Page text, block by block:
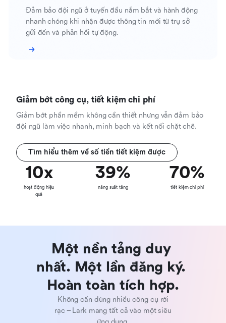
Đảm bảo đội ngũ ở tuyến đầu nắm bắt và hành động
nhanh chóng khi nhận được thông tin mới từ trụ sở
gửi đến và phản hồi tự động.
Giảm bớt công cụ, tiết kiệm chi phí
Giảm bớt phần mềm không cần thiết nhưng vẫn đảm bảo
đội ngũ làm việc nhanh, minh bạch và kết nối chặt chẽ.
Tìm hiểu thêm về số tiền tiết kiệm được
10x
hoạt động hiệu
quả
39%
năng suất tăng
70%
tiết kiệm chi phí
Một nền tảng duy
nhất. Một lần đăng ký.
Hoàn toàn tích hợp.
Không cần dùng nhiều công cụ rời
rạc – Lark mang tất cả vào một siêu